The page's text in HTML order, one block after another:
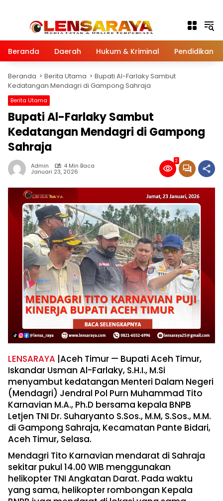
Beranda Daerah Hukum & Kriminal Pendidikan
Beranda Berita Utama
Bupati Al-Farlaky Sambut
Kedatangan Mendagri di Gampong Sahraja
Berita Utama
Bupati Al-Farlaky Sambut
Kedatangan Mendagri di Gampong
Sahraja
Admin 4 Min Baca
Januari 23, 2026
2
LENSARAYA |Aceh Timur — Bupati Aceh Timur,
Iskandar Usman Al-Farlaky, S.H.I., M.Si
menyambut kedatangan Menteri Dalam Negeri
(Mendagri) Jendral Pol Purn Muhammad Tito
Karnavian M.A., Ph.D bersama kepala BNPB
Letjen TNI Dr. Suharyanto S.Sos., M.M, S.Sos., M.M.
di Gampong Sahraja, Kecamatan Pante Bidari,
Aceh Timur, Selasa.
Mendagri Tito Karnavian mendarat di Sahraja
sekitar pukul 14.00 WIB menggunakan
helikopter TNI Angkatan Darat. Pada waktu
yang sama, helikopter rombongan Kepala